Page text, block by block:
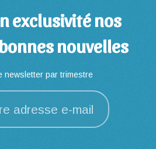
exclusivité nos
nouvelles
newsletter par trimestre
adresse e-mail